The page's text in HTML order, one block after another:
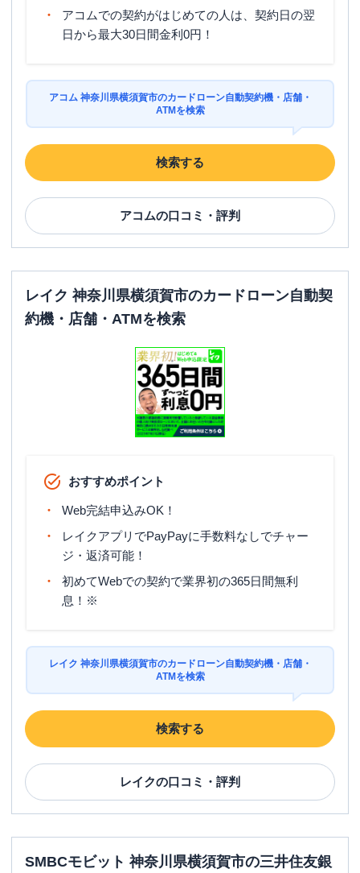
アコムでの契約がはじめての人は、契約日の翌
日から最大30日間金利0円！
アコム 神奈川県横須賀市のカードローン自動契約機・店舗・
ATMを検索
検索する
アコムの口コミ・評判
レイク 神奈川県横須賀市のカードローン自動契
約機・店舗・ATMを検索
おすすめポイント
Web完結申込みOK！
レイクアプリでPayPayに手数料なしでチャー
ジ・返済可能！
初めてWebでの契約で業界初の365日間無利
息！※
レイク 神奈川県横須賀市のカードローン自動契約機・店舗・
ATMを検索
検索する
レイクの口コミ・評判
SMBCモビット 神奈川県横須賀市の三井住友銀